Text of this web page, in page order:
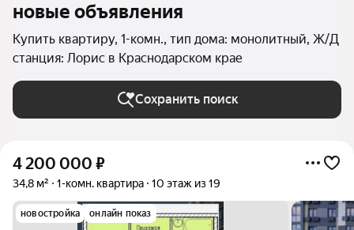
новые объявления
Купить квартиру, 1-комн., тип дома: монолитный, Ж/Д
станция: Лорис в Краснодарском крае
Сохранить поиск
4 200 000 ₽
34,8 м² 1-комн. квартира 10 этаж из 19
новостройка онлайн показ